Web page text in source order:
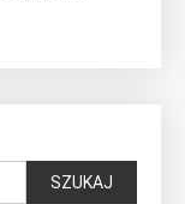
SZUKAJ